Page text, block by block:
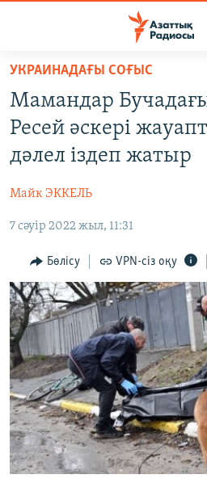
Skip
main
content
to
main
Skip
Search
AZATTYQTV
АДАМ ҚҰҚЫҚТАРЫ
ӘЛЕУМЕТ
ӘЛЕМ
АРНАЙЫ ЖОБАЛАР
Русский
ЖАЗЫЛЫҢЫЗ
Басқа тілдерде
УКРАИНАДАҒЫ СОҒЫС
Мамандар
Ресей әскері
дәлел іздеп жатыр
Майк ЭККЕЛЬ
7 сәуір 2022 жыл, 11:31
Бөлісу VPN-сіз оқу